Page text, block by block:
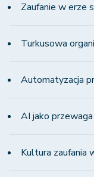
Zaufanie w erze
Turkusowa
Automatyzacja
AI jako
Kultura zaufania